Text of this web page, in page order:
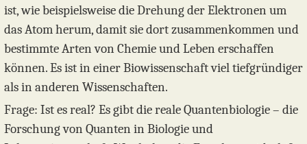
ist, wie beispielsweise die Drehung der Elektronen um
das Atom herum, damit sie dort zusammenkommen und
bestimmte Arten von Chemie und Leben erschaffen
können. Es ist in einer Biowissenschaft viel tiefgründiger
als in anderen Wissenschaften.
Frage: Ist es real? Es gibt die reale Quantenbiologie – die
Forschung von Quanten in Biologie und